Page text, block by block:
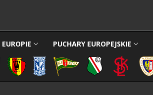
PUCHARY EUROPEJSKIE